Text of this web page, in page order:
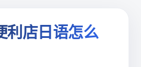
利店日语怎么